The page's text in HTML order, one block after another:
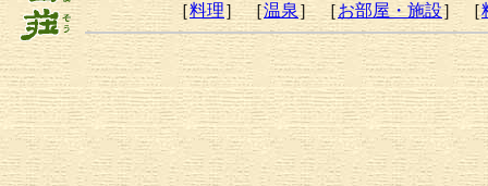
［料理］ ［温泉 ］ ［お部屋・施設］ ［